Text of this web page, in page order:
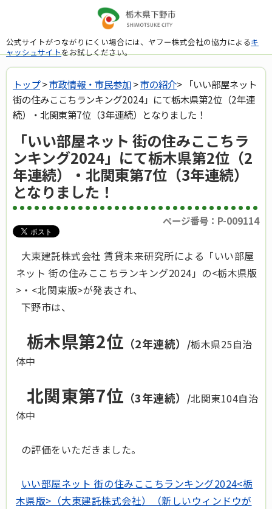
公式サイトがつながりにくい場合には、ヤフー株式会社の協力によるキ
ャッシュサイトをお試しください。
トップ>市政情報・市民参加>市の紹介> 「いい部屋ネット
街の住みここちランキング2024」にて栃木県第2位（2年連
続）・北関東第7位（3年連続）となりました！
「いい部屋ネット 街の住みここちラ
ンキング2024」にて栃木県第2位（2
年連続）・北関東第7位（3年連続）
となりました！
ページ番号：P-009114
大東建託株式会社 賃貸未来研究所による「いい部屋
ネット 街の住みここちランキング2024」の<栃木県版
>・<北関東版>が発表され、
下野市は、
栃木県第2位 （2年連続） /栃木県25自治
体中
北関東第7位 （3年連続） /北関東104自治
体中
の評価をいただきました。
いい部屋ネット 街の住みここちランキング2024<栃
木県版>（大東建託株式会社）（新しいウィンドウが